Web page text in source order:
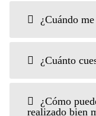
¿Cuándo
¿Cuánto
¿Cómo
realizado bien